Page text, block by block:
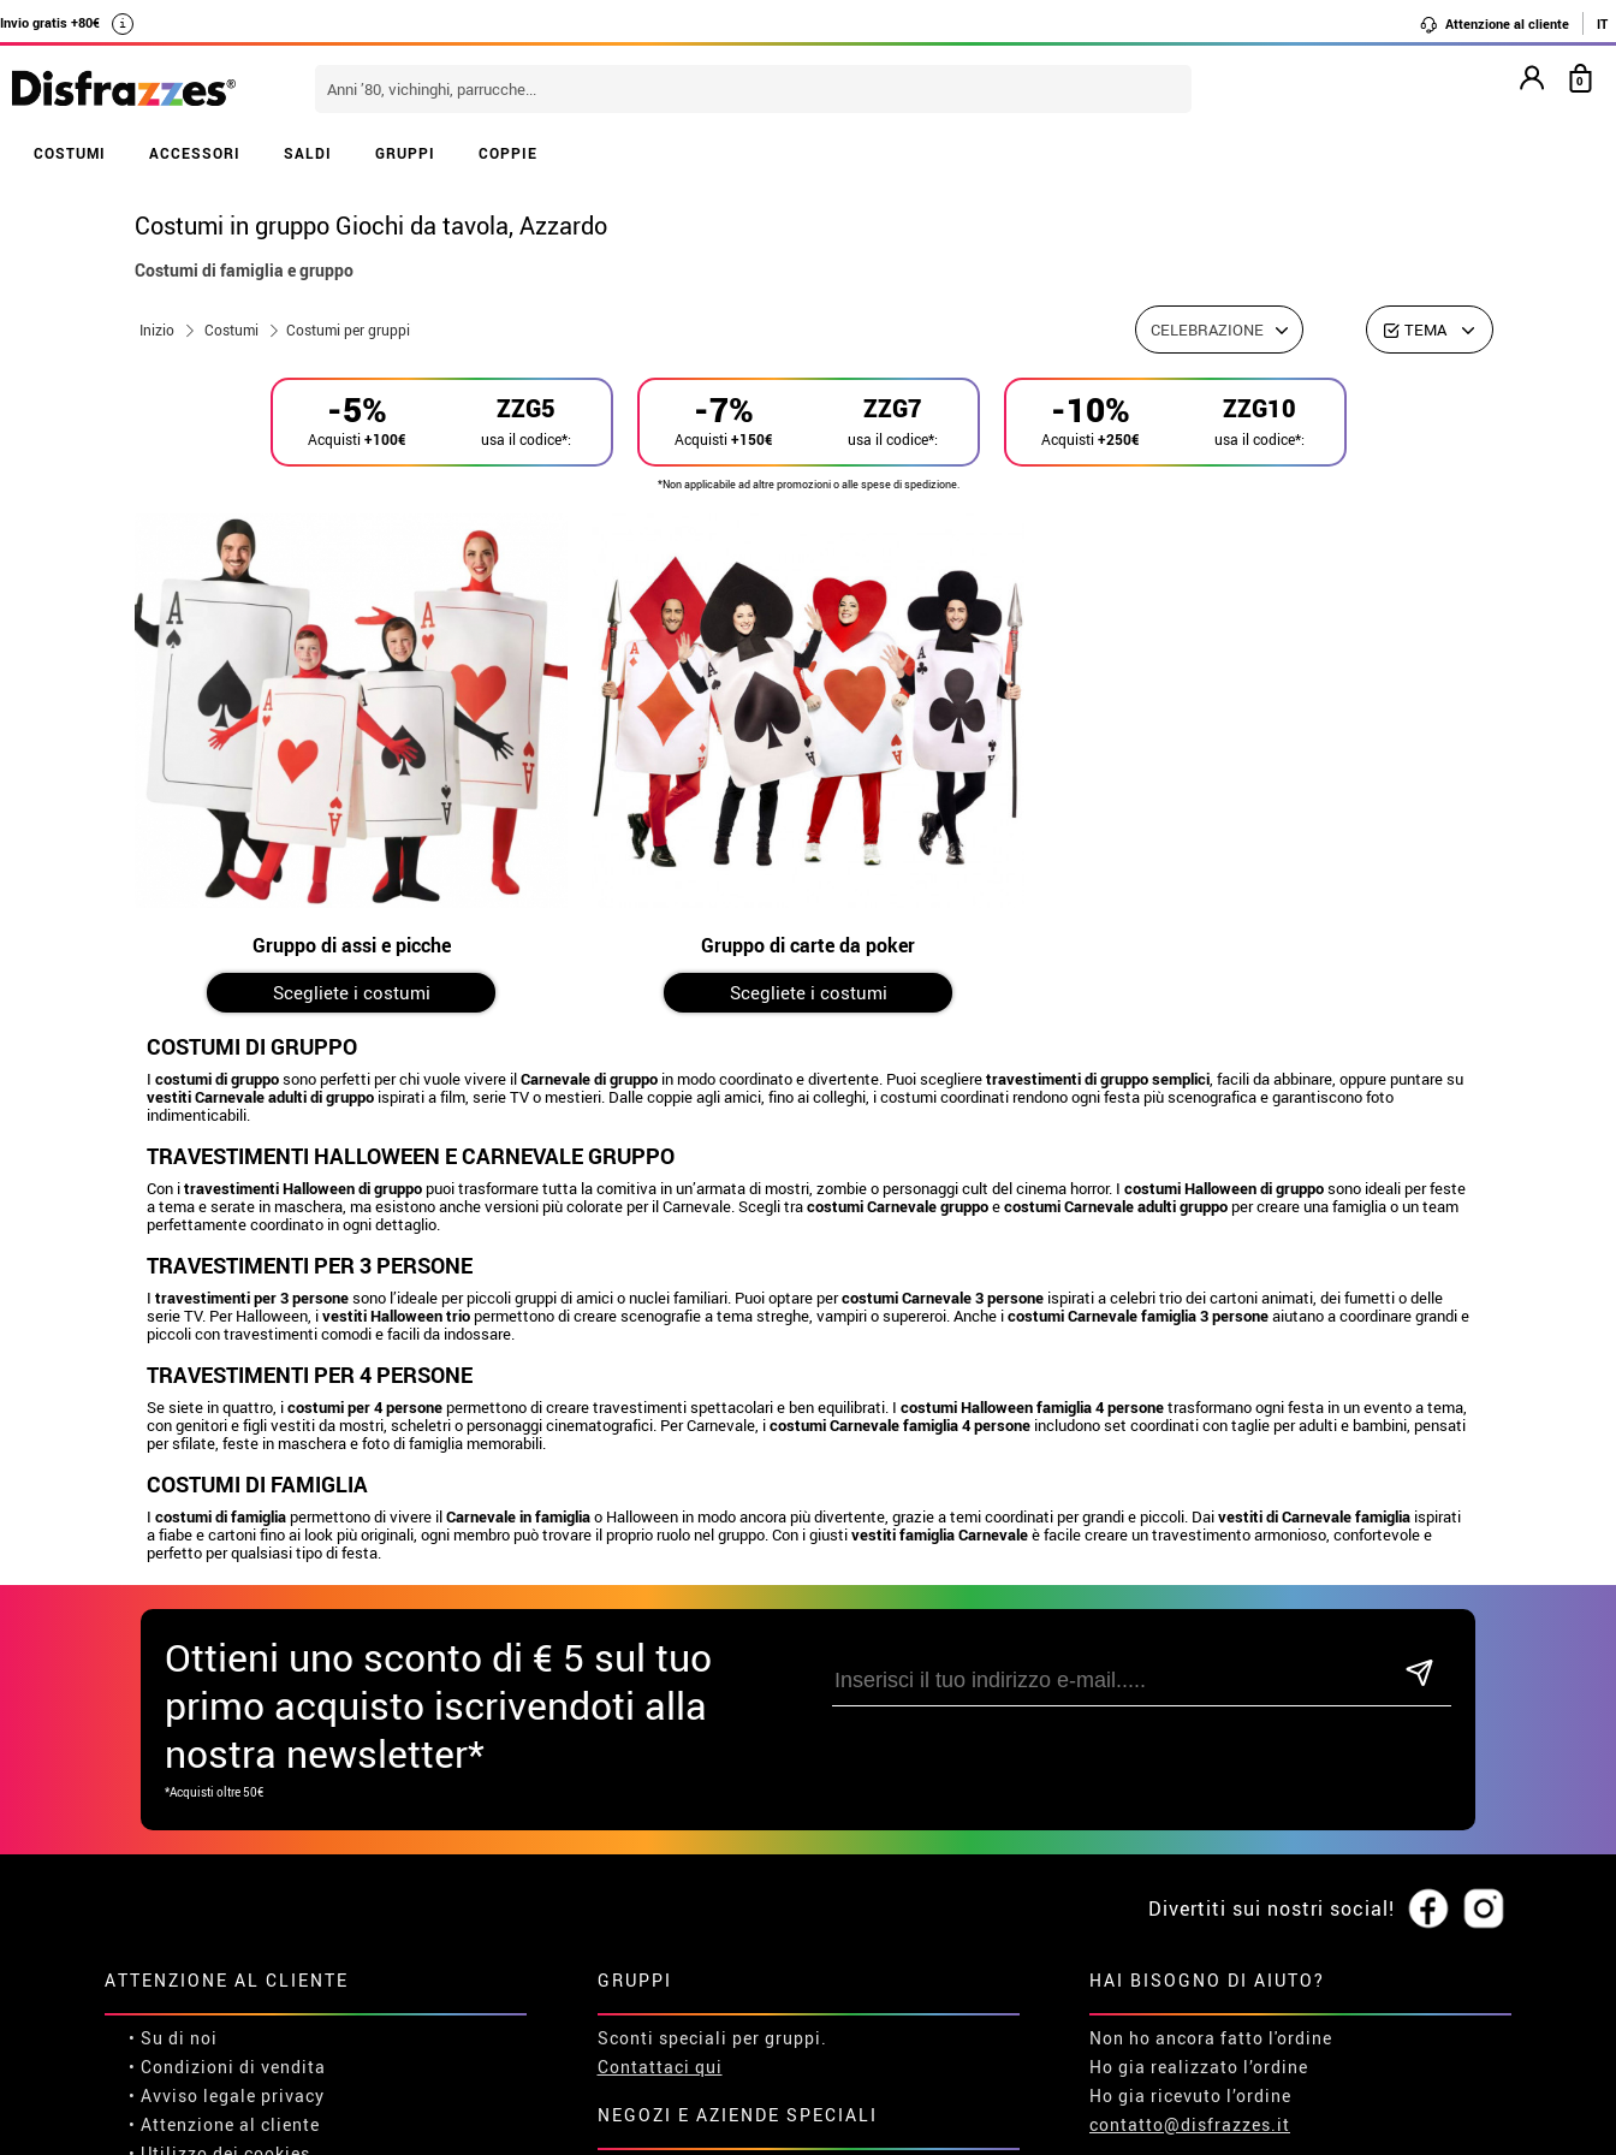
Invio gratis +80€ i Attenzione al cliente IT
COSTUMI ACCESSORI SALDI GRUPPI COPPIE
0
Costumi in gruppo Giochi da tavola, Azzardo
Costumi di famiglia e gruppo
Inizio Costumi Costumi per gruppi CELEBRAZIONE TEMA
-5%
Acquisti+100€
ZZG5
usa il codice*:
-7%
Acquisti+150€
ZZG7
usa il codice*:
-10%
Acquisti+250€
ZZG10
usa il codice*:
*Non applicabile ad altre promozioni o alle spese di spedizione.
Gruppo di assi e picche
Scegliete i costumi
Gruppo di carte da poker
Scegliete i costumi
COSTUMI DI GRUPPO
I costumi di grupposono perfetti per chi vuole vivere ilCarnevale di gruppo in modo coordinato e divertente. Puoi sceglieretravestimenti di gruppo semplici , facili da abbinare, oppure puntare su
vestiti Carnevale adulti di gruppo ispirati a film, serie TV o mestieri. Dalle coppie agli amici, fino ai colleghi, i costumi coordinati rendono ogni festa più scenografica e garantiscono foto
indimenticabili.
TRAVESTIMENTI HALLOWEEN E CARNEVALE GRUPPO
Con itravestimenti Halloween di gruppopuoi trasformare tutta la comitiva in un’armata di mostri, zombie o personaggi cult del cinema horror. I costumi Halloween di grupposono ideali per feste
a tema e serate in maschera, ma esistono anche versioni più colorate per il Carnevale. Scegli tracostumi Carnevale gruppoecostumi Carnevale adulti gruppoper creare una famiglia o un team
perfettamente coordinato in ogni dettaglio.
TRAVESTIMENTI PER 3 PERSONE
I travestimenti per 3 personesono l’ideale per piccoli gruppi di amici o nuclei familiari. Puoi optare percostumi Carnevale 3 persone ispirati a celebri trio dei cartoni animati, dei fumetti o delle
serie TV. Per Halloween, ivestiti Halloween triopermettono di creare scenografie a tema streghe, vampiri o supereroi. Anche icostumi Carnevale famiglia 3 personeaiutano a coordinare grandi e
piccoli con travestimenti comodi e facili da indossare.
TRAVESTIMENTI PER 4 PERSONE
Se siete in quattro, icostumi per 4 personepermettono di creare travestimenti spettacolari e ben equilibrati. I costumi Halloween famiglia 4 personetrasformano ogni festa in un evento a tema,
con genitori e figli vestiti da mostri, scheletri o personaggi cinematografici. Per Carnevale, icostumi Carnevale famiglia 4 persone includono set coordinati con taglie per adulti e bambini, pensati
per sfilate, feste in maschera e foto di famiglia memorabili.
COSTUMI DI FAMIGLIA
I costumi di famigliapermettono di vivere ilCarnevale in famigliao Halloween in modo ancora più divertente, grazie a temi coordinati per grandi e piccoli. Daivestiti di Carnevale famiglia ispirati
a fiabe e cartoni fino ai look più originali, ogni membro può trovare il proprio ruolo nel gruppo. Con i giustivestiti famiglia Carnevaleè facile creare un travestimento armonioso, confortevole e
perfetto per qualsiasi tipo di festa.
Ottieni uno sconto di € 5 sul tuo
primo acquisto iscrivendoti alla
nostra newsletter*
*Acquisti oltre 50€
Divertiti sui nostri social!
ATTENZIONE AL CLIENTE
• Su di noi
• Condizioni di vendita
• Avviso legale privacy
• Attenzione al cliente
GRUPPI
Sconti speciali per gruppi.
Contattaci qui
NEGOZI E AZIENDE SPECIALI
HAI BISOGNO DI AIUTO?
Non ho ancora fatto l'ordine
Ho gia realizzato l’ordine
Ho gia ricevuto l’ordine
contatto@disfrazzes.it